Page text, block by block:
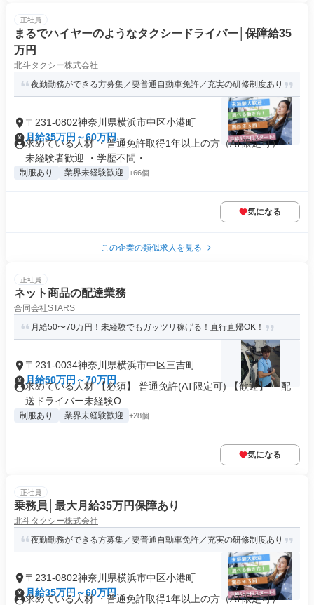
正社員
まるでハイヤーのようなタクシードライバー│保障給35
万円
北斗タクシー株式会社
夜勤勤務ができる方募集／要普通自動車免許／充実の研修制度あり
〒231-0802神奈川県横浜市中区小港町
月給35万円～60万円
求めている人材 ・普通免許取得1年以上の方（AT限定可） ・
未経験者歓迎 ・学歴不問・...
制服あり 業界未経験歓迎 +66個
気になる
この企業の類似求人を見る
正社員
ネット商品の配達業務
合同会社STARS
月給50〜70万円！未経験でもガッツリ稼げる！直行直帰OK！
〒231-0034神奈川県横浜市中区三吉町
月給50万円～70万円
求めている人材 【必須】 普通免許(AT限定可) 【歓迎】 ・配
送ドライバー未経験O...
制服あり 業界未経験歓迎 +28個
気になる
正社員
乗務員│最大月給35万円保障あり
北斗タクシー株式会社
夜勤勤務ができる方募集／要普通自動車免許／充実の研修制度あり
〒231-0802神奈川県横浜市中区小港町
月給35万円～60万円
求めている人材 ・普通免許取得1年以上の方（AT限定可） ・